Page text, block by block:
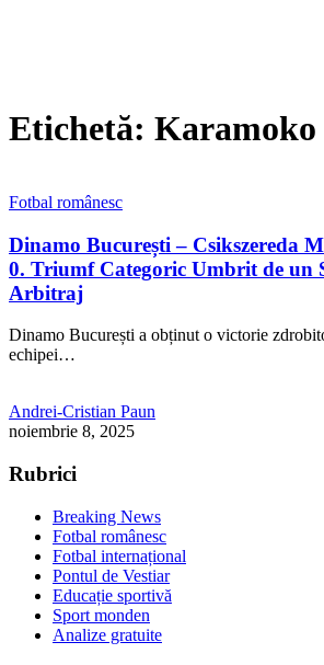
Etichetă: Karamoko
Fotbal românesc
Dinamo București – Csikszereda
0. Triumf Categoric Umbrit de un
Arbitraj
Dinamo București a obținut o victorie
echipei…
Andrei-Cristian Paun
noiembrie 8, 2025
Rubrici
Breaking News
Fotbal românesc
Fotbal internațional
Pontul de Vestiar
Educație sportivă
Sport monden
Analize gratuite